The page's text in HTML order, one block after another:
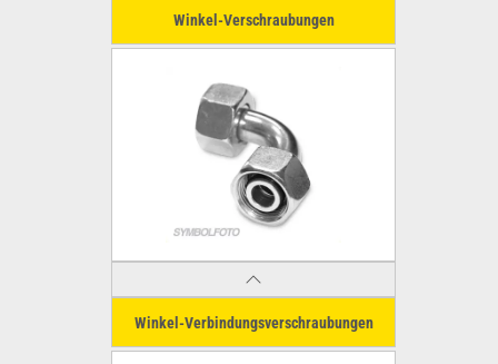
Winkel-Verschraubungen
Winkel-Verbindungsverschraubungen